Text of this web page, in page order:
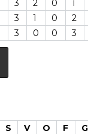
3 2 0 1
3 1 0 2
3 0 0 3
S V O F